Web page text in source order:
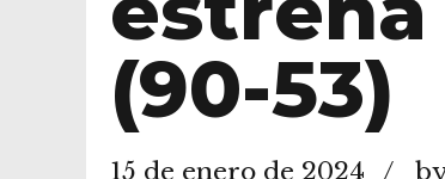
(90-53)
15 de enero de 2024